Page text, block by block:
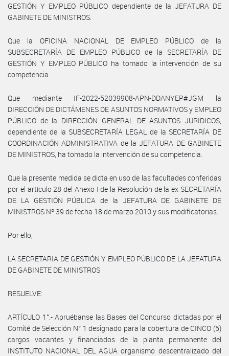
GESTIÓN Y EMPLEO PÚBLICO dependiente de la JEFATURA DE
GABINETE DE MINISTROS.
Que la OFICINA NACIONAL DE EMPLEO PÚBLICO de la
SUBSECRETARÍA DE EMPLEO PÚBLICO de la SECRETARÍA DE
GESTIÓN Y EMPLEO PÚBLICO ha tomado la intervención de su
competencia.
Que mediante IF-2022-52039908-APN-DDANYEP#JGM la
DIRECCIÓN DE DICTÁMENES DE ASUNTOS NORMATIVOS y EMPLEO
PÚBLICO de la DIRECCIÓN GENERAL DE ASUNTOS JURIDICOS,
dependiente de la SUBSECRETARÍA LEGAL de la SECRETARÍA DE
COORDINACIÓN ADMINISTRATIVA de la JEFATURA DE GABINETE
DE MINISTROS, ha tomado la intervención de su competencia.
Que la presente medida se dicta en uso de las facultades conferidas
por el artículo 28 del Anexo I de la Resolución de la ex SECRETARÍA
DE LA GESTIÓN PÚBLICA de la JEFATURA DE GABINETE DE
MINISTROS Nº 39 de fecha 18 de marzo 2010 y sus modificatorias.
Por ello,
LA SECRETARIA DE GESTIÓN Y EMPLEO PÚBLICO DE LA JEFATURA
DE GABINETE DE MINISTROS
RESUELVE:
ARTÍCULO 1°.- Apruébanse las Bases del Concurso dictadas por el
Comité de Selección N° 1 designado para la cobertura de CINCO (5)
cargos vacantes y financiados de la planta permanente del
INSTITUTO NACIONAL DEL AGUA organismo descentralizado del